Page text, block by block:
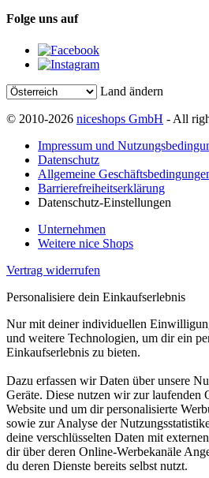
Folge uns auf
Land ändern
© 2010-2026 niceshops GmbH - All
Impressum und
Datenschutz
Allgemeine
Barrierefreiheitserklärung
Datenschutz-Einstellungen
Unternehmen
Weitere nice Shops
Vertrag widerrufen
Personalisiere dein Einkaufserlebnis
Nur mit deiner individuellen
und weitere Technologien, um dir ein
Einkaufserlebnis zu bieten.
Dazu erfassen wir Daten über unsere
Geräte. Diese nutzen wir zur laufenden
Website und um dir personalisierte
sowie zur Analyse der
deine verschlüsselten Daten mit
dir über deren Online-Werbekanäle
du deren Dienste bereits selbst nutzt.